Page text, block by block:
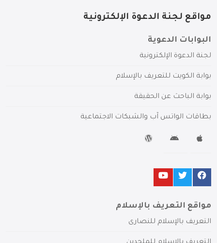
مواقع لجنة الدعوة الإلكترونية
البوابات الدعوية
لجنة الدعوة الإلكترونية
بوابة الكويت للتعريف بالإسلام
بوابة الباحث عن الحقيقة
بطاقات الواتس آب والشبكات الاجتماعية
مواقع التعريف بالإسلام
التعريف بالإسلام للنصارى